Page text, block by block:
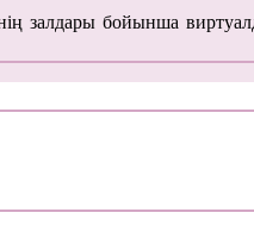
залдары бойынша